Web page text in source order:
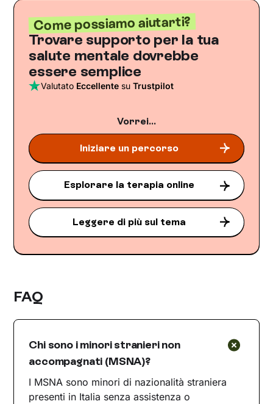
Come possiamo aiutarti?
Trovare supporto per la tua
salute mentale dovrebbe
essere semplice
Valutato Eccellente suTrustpilot
Vorrei...
Iniziare un percorso
Esplorare la terapia online
Leggere di più sul tema
FAQ
Chi sono i minori stranieri non
accompagnati (MSNA)?
I MSNA sono minori di nazionalità straniera
presenti in Italia senza assistenza o